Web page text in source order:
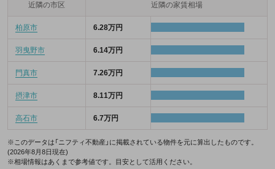
近隣の市区 近隣の家賃相場
柏原市 6.28万円
羽曳野市 6.14万円
門真市 7.26万円
摂津市 8.11万円
高石市 6.7万円
※このデータは「ニフティ不動産」に掲載されている物件を元に算出したものです。
(2026年8月8日現在)
※相場情報はあくまで参考値です。目安として活用ください。